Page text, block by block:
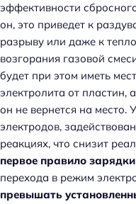
эффективности
он, это приведет к
разрыву или даже к
возгорания газовой
будет при этом иметь
электролита от пластин,
он не вернется на
электродов,
реакциях, что снизит
первое правило зарядки
перехода в режим
превышать